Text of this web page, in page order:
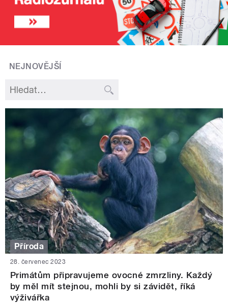
NEJNOVĚJŠÍ
Příroda
28. červenec 2023
Primátům připravujeme ovocné zmrzliny. Každý
by měl mít stejnou, mohli by si závidět, říká
výživářka